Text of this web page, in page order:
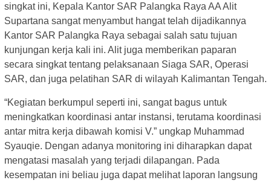
singkat ini, Kepala Kantor SAR Palangka Raya AA Alit
Supartana sangat menyambut hangat telah dijadikannya
Kantor SAR Palangka Raya sebagai salah satu tujuan
kunjungan kerja kali ini. Alit juga memberikan paparan
secara singkat tentang pelaksanaan Siaga SAR, Operasi
SAR, dan juga pelatihan SAR di wilayah Kalimantan Tengah.
“Kegiatan berkumpul seperti ini, sangat bagus untuk
meningkatkan koordinasi antar instansi, terutama koordinasi
antar mitra kerja dibawah komisi V.” ungkap Muhammad
Syauqie. Dengan adanya monitoring ini diharapkan dapat
mengatasi masalah yang terjadi dilapangan. Pada
kesempatan ini beliau juga dapat melihat laporan langsung